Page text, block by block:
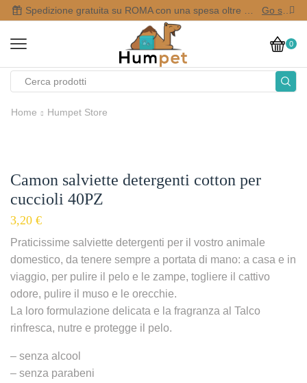
Go shop
0
Home Humpet Store
Camon salviette detergenti cotton per
cuccioli 40PZ
3,20 €
Praticissime salviette detergenti per il vostro animale
domestico, da tenere sempre a portata di mano: a casa e in
viaggio, per pulire il pelo e le zampe, togliere il cattivo
odore, pulire il muso e le orecchie.
La loro formulazione delicata e la fragranza al Talco
rinfresca, nutre e protegge il pelo.
– senza alcool
– senza parabeni